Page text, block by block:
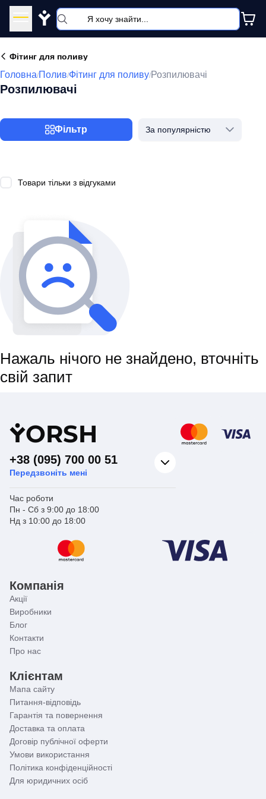
Y
Фітинг для поливу
Головна/Полив/Фітинг для поливу/Розпилювачі
Розпилювачі
Фільтр За популярністю
Товари тільки з відгуками
Нажаль нічого не знайдено, вточніть
свій запит
YORSH
+38 (095) 700 00 51
Передзвоніть мені
Час роботи
Пн - Сб з 9:00 до 18:00
Нд з 10:00 до 18:00
Компанія
Акції
Виробники
Блог
Контакти
Про нас
Клієнтам
Мапа сайту
Питання-відповідь
Гарантія та повернення
Доставка та оплата
Договір публічної оферти
Умови використання
Політика конфіденційності
Для юридичних осіб